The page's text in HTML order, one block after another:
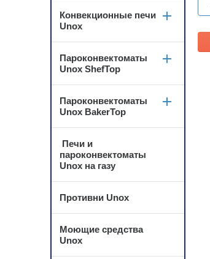
Конвекционные печи
Unox
Пароконвектоматы
Unox ShefTop
Пароконвектоматы
Unox BakerTop
Печи и
пароконвектоматы
Unox на газу
Противни Unox
Моющие средства
Unox